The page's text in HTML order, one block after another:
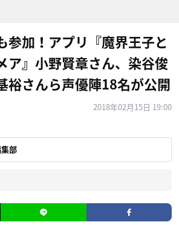
参加！アプリ『魔界王子と
ア』小野賢章さん、染谷俊
裕さんら声優陣18名が公開
2018年02月15日 19:00
集部